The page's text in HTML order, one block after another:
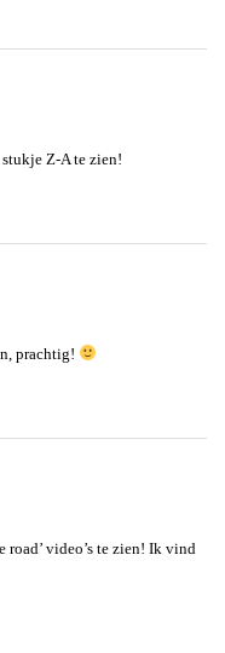
Z-A te zien!
prachtig!
video’s te zien! Ik vind